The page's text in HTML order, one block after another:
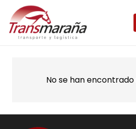
No se han